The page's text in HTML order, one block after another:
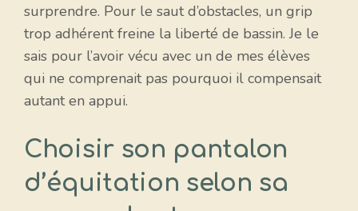
surprendre. Pour le saut d’obstacles, un grip
trop adhérent freine la liberté de bassin. Je le
sais pour l’avoir vécu avec un de mes élèves
qui ne comprenait pas pourquoi il compensait
autant en appui.
Choisir son pantalon
d’équitation selon sa